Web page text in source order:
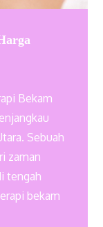
Bekam
Sebuah
zaman
tengah
bekam